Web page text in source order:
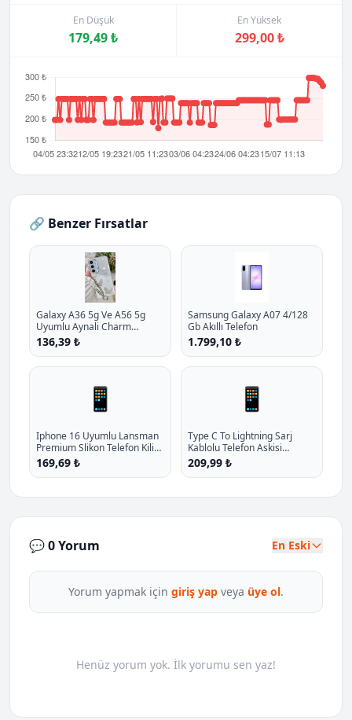
En Düşük
179,49 ₺
En Yüksek
299,00 ₺
🔗 Benzer Fırsatlar
Galaxy A36 5g Ve A56 5g
Uyumlu Aynali Charm
Kelebek Oyuncakli Esnek
Silikon Kilif P - %10.9 İndirim
136,39 ₺
Samsung Galaxy A07 4/128
Gb Akıllı Telefon
1.799,10 ₺
📱
Iphone 16 Uyumlu Lansman
Premium Slikon Telefon Kilifi
P - %14.6 İndirim
169,69 ₺
📱
Type C To Lightning Sarj
Kablolu Telefon Askisi
G7516axns P - %30 İndirim
209,99 ₺
💬 0 Yorum En Eski
Yorum yapmak için giriş yap veya üye ol.
Henüz yorum yok. İlk yorumu sen yaz!